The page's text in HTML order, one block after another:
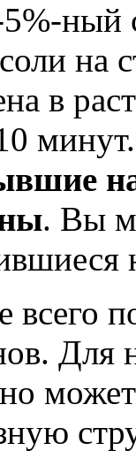
ный
на
в
минут.
. Вы
Для